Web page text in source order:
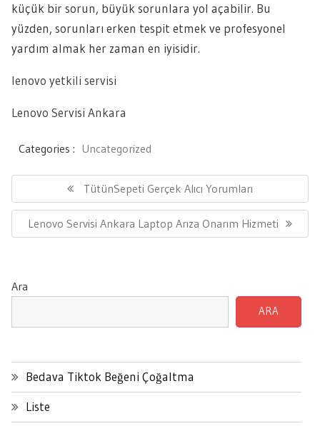
küçük bir sorun, büyük sorunlara yol açabilir. Bu
yüzden, sorunları erken tespit etmek ve profesyonel
yardım almak her zaman en iyisidir.
lenovo yetkili servisi
Lenovo Servisi Ankara
Categories : Uncategorized
Previous
Post:
TütünSepeti Gerçek Alıcı Yorumları
Next
Post:
Lenovo Servisi Ankara Laptop Arıza Onarım Hizmeti
Ara
ARA
Bedava Tiktok Beğeni Çoğaltma
Liste